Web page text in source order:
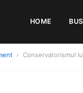
HOME
› Conservatorismul